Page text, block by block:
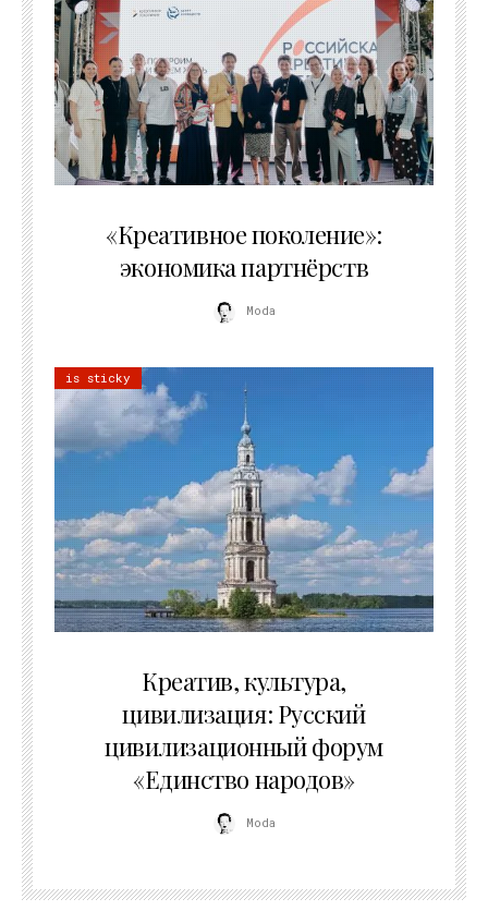
«Креативное поколение»:
экономика партнёрств
Moda
is sticky
Креатив, культура,
цивилизация: Русский
цивилизационный форум
«Единство народов»
Moda